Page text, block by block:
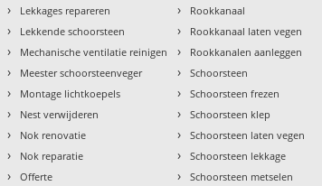
› Lekkages repareren
› Lekkende schoorsteen
› Mechanische ventilatie reinigen
› Meester schoorsteenveger
› Montage lichtkoepels
› Nest verwijderen
› Nok renovatie
› Nok reparatie
› Offerte
› Rookkanaal
› Rookkanaal laten vegen
› Rookkanalen aanleggen
› Schoorsteen
› Schoorsteen frezen
› Schoorsteen klep
› Schoorsteen laten vegen
› Schoorsteen lekkage
› Schoorsteen metselen